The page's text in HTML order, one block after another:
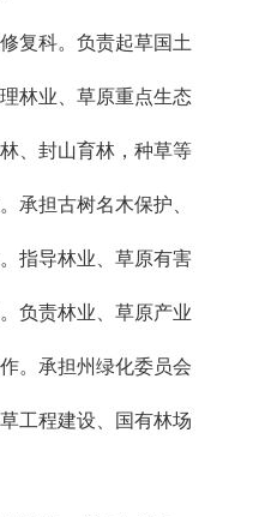
科。负责起草国土
林业、草原重点生态
、封山育林，种草等
承担古树名木保护、
指导林业、草原有害
负责林业、草原产业
。承担州绿化委员会
工程建设、国有林场